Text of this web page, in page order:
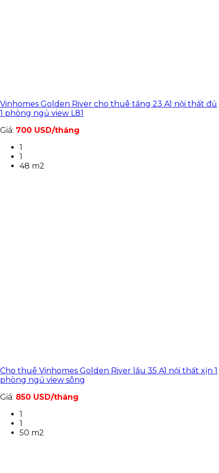
Vinhomes Golden River cho thuê tầng 23 A1 nội thất đủ
1 phòng ngủ view L81
Giá: 700 USD/tháng
1
1
48 m2
Cho thuê Vinhomes Golden River lầu 35 A1 nội thất xịn 1
phòng ngủ view sông
Giá: 850 USD/tháng
1
1
50 m2